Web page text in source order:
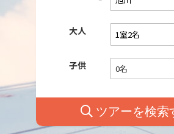
大人
子供 0名